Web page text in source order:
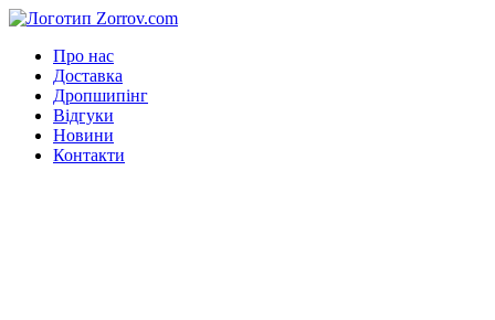
Про нас
Доставка
Дропшипінг
Відгуки
Новини
Контакти